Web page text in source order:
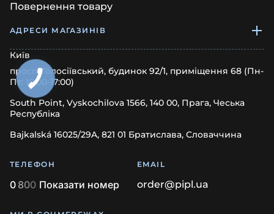
Повернення товару
АДРЕСИ МАГАЗИНІВ
Київ
просп. Голосіївський, будинок 92/1, приміщення 68 (Пн-
Пт: 10:00-17:00)
South Point, Vyskochilova 1566, 140 00, Прага, Чеська
Республіка
Bajkalská 16025/29A, 821 01 Братислава, Словаччина
ТЕЛЕФОН
0 800 Показати номер
EMAIL
order@pipl.ua